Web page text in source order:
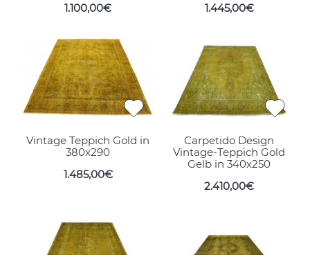
1.100,00€
1.445,00€
Vintage Teppich Gold in
380x290
1.485,00€
Carpetido Design
Vintage-Teppich Gold
Gelb in 340x250
2.410,00€